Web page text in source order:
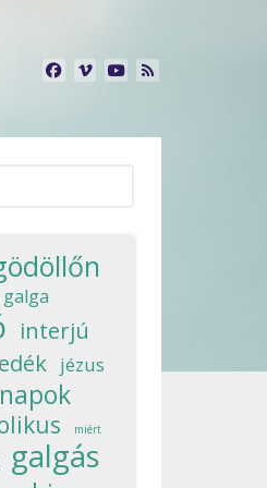
galga
interjú
jézus
napok
miért
galgás